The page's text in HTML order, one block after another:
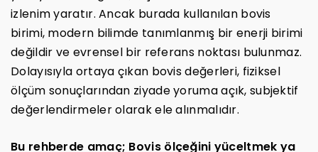
izlenim yaratır. Ancak burada kullanılan bovis
birimi, modern bilimde tanımlanmış bir enerji birimi
değildir ve evrensel bir referans noktası bulunmaz.
Dolayısıyla ortaya çıkan bovis değerleri, fiziksel
ölçüm sonuçlarından ziyade yoruma açık, subjektif
değerlendirmeler olarak ele alınmalıdır.
Bu rehberde amaç; Bovis ölçeğini yüceltmek ya